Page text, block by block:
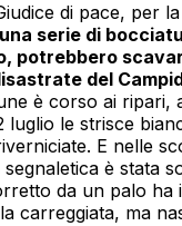
di pace, per
serie di
potrebbero
del
è corso ai ripari,
luglio le strisce
E nelle
è stata
da un palo ha
carreggiata, ma